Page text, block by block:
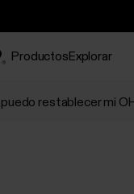
Productos Explorar
restablecer mi